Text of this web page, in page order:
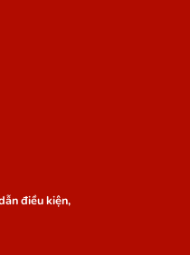
điều kiện,